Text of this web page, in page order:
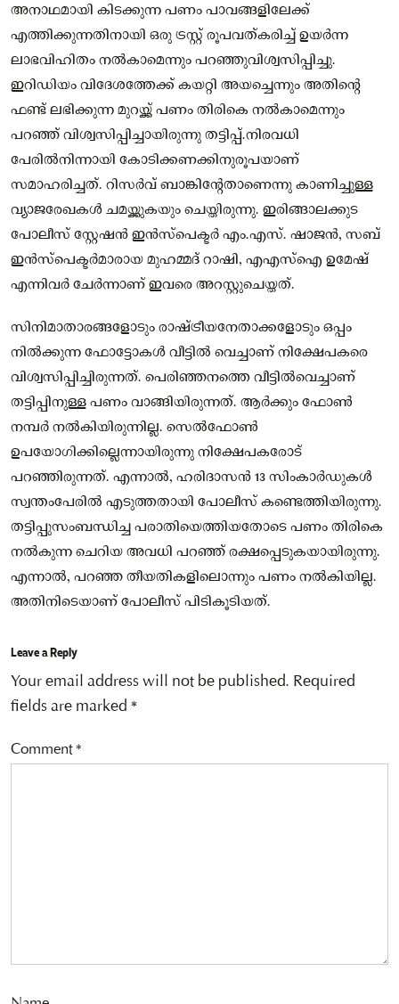
അനാഥമായി കിടക്കുന്ന പണം പാവങ്ങളിലേക്ക്
എത്തിക്കുന്നതിനായി ഒരു ട്രസ്റ്റ് രൂപവത്കരിച്ച് ഉയര്‍ന്ന
ലാഭവിഹിതം നല്‍കാമെന്നും പറഞ്ഞുവിശ്വസിപ്പിച്ചു.
ഇറിഡിയം വിദേശത്തേക്ക് കയറ്റി അയച്ചെന്നും അതിന്റെ
ഫണ്ട് ലഭിക്കുന്ന മുറയ്ക്ക് പണം തിരികെ നല്‍കാമെന്നും
പറഞ്ഞ് വിശ്വസിപ്പിച്ചായിരുന്നു തട്ടിപ്പ്.നിരവധി
പേരില്‍നിന്നായി കോടിക്കണക്കിനുരൂപയാണ്
സമാഹരിച്ചത്. റിസര്‍വ് ബാങ്കിന്റേതാണെന്നു കാണിച്ചുള്ള
വ്യാജരേഖകള്‍ ചമയ്ക്കുകയും ചെയ്തിരുന്നു. ഇരിങ്ങാലക്കുട
പോലീസ് സ്റ്റേഷന്‍ ഇന്‍സ്‌പെക്ടര്‍ എം.എസ്. ഷാജന്‍, സബ്
ഇന്‍സ്‌പെക്ടര്‍മാരായ മുഹമ്മദ് റാഷി, എഎസ്‌ഐ ഉമേഷ്
എന്നിവര്‍ ചേര്‍ന്നാണ് ഇവരെ അറസ്റ്റുചെയ്തത്.
സിനിമാതാരങ്ങളോടും രാഷ്ട്രീയനേതാക്കളോടും ഒപ്പം
നിൽക്കുന്ന ഫോട്ടോകൾ വീട്ടിൽ വെച്ചാണ് നിക്ഷേപകരെ
വിശ്വസിപ്പിച്ചിരുന്നത്. പെരിഞ്ഞനത്തെ വീട്ടിൽവെച്ചാണ്
തട്ടിപ്പിനുള്ള പണം വാങ്ങിയിരുന്നത്. ആർക്കും ഫോൺ
നമ്പർ നൽകിയിരുന്നില്ല. സെൽഫോൺ
ഉപയോഗിക്കില്ലെന്നായിരുന്നു നിക്ഷേപകരോട്
പറഞ്ഞിരുന്നത്. എന്നാൽ, ഹരിദാസൻ 13 സിംകാർഡുകൾ
സ്വന്തംപേരിൽ എടുത്തതായി പോലീസ് കണ്ടെത്തിയിരുന്നു.
തട്ടിപ്പുസംബന്ധിച്ച പരാതിയെത്തിയതോടെ പണം തിരികെ
നൽകുന്ന ചെറിയ അവധി പറഞ്ഞ് രക്ഷപ്പെടുകയായിരുന്നു.
എന്നാൽ, പറഞ്ഞ തീയതികളിലൊന്നും പണം നൽകിയില്ല.
അതിനിടെയാണ് പോലീസ് പിടികൂടിയത്.
Leave a Reply
Your email address will not be published. Required
fields are marked *
Comment*